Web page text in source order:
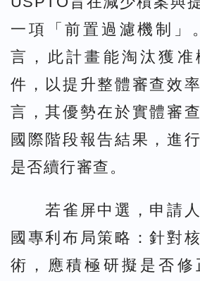
一項「前置過濾機制」
言，此計畫能淘汰獲准
件，以提升整體審查效
言，其優勢在於實體審
國際階段報告結果，進
是否續行審查。
若雀屏中選，申請人
國專利布局策略：針對
術，應積極研擬是否修